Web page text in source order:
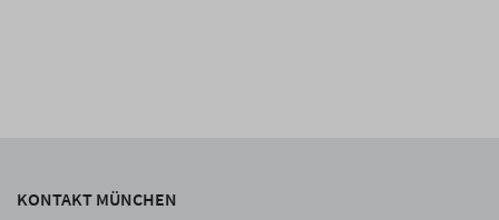
KONTAKT MÜNCHEN